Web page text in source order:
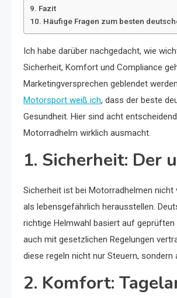
Fazit
Häufige Fragen zum besten
Ich habe darüber nachgedacht, wie
Sicherheit, Komfort und Compliance
Marketingversprechen geblendet
Motorsport weiß ich, dass der beste
Gesundheit. Hier sind acht
Motorradhelm wirklich ausmacht.
1. Sicherheit: Der
Sicherheit ist bei Motorradhelmen nicht
als lebensgefährlich herausstellen.
richtige Helmwahl basiert auf
auch mit gesetzlichen Regelungen
diese regeln nicht nur Steuern,
2. Komfort: